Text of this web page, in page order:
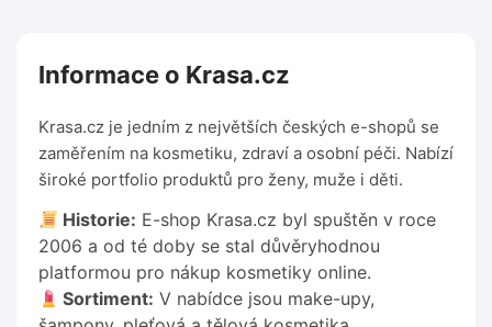
Informace o Krasa.cz
Krasa.cz je jedním z největších českých e-shopů se
zaměřením na kosmetiku, zdraví a osobní péči. Nabízí
široké portfolio produktů pro ženy, muže i děti.
Historie: E-shop Krasa.cz byl spuštěn v roce
2006 a od té doby se stal důvěryhodnou
platformou pro nákup kosmetiky online.
Sortiment: V nabídce jsou make-upy,